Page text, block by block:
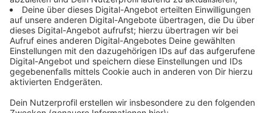
Aufarbeitung vom Druck der Öffentlichkeit
ausgegangen. Die Schule betont hingegen, dass man
sich konsequent der von Machtmissbrauch geprägten
Vergangenheit stelle und die nötigen Konsequenzen
ziehe. So gebe einen festen Verhaltenscodex,
regelmäßige Konferenzen und Fortbildungen